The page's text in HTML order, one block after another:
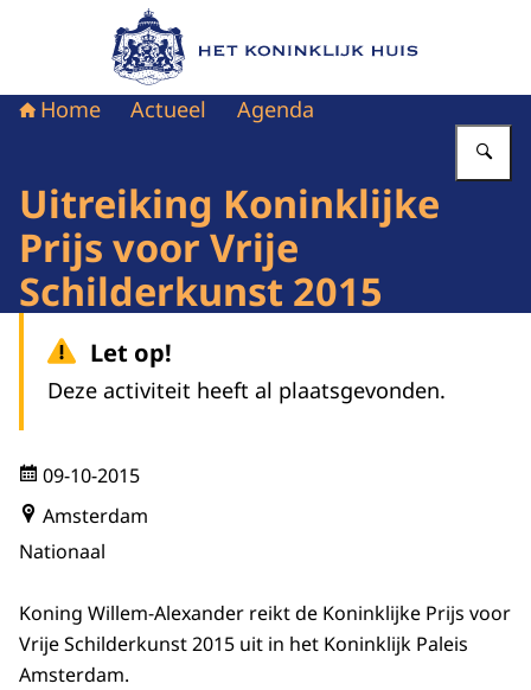
Naar de homepage van Het Koninklijk Huis
Home Actueel Agenda
Uitreiking Koninklijke
Prijs voor Vrije
Schilderkunst 2015
Let op!
Deze activiteit heeft al plaatsgevonden.
09-10-2015
Amsterdam
Nationaal
Koning Willem-Alexander reikt de Koninklijke Prijs voor
Vrije Schilderkunst 2015 uit in het Koninklijk Paleis
Amsterdam.